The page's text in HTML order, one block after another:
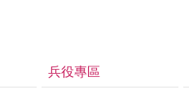
兵役專區